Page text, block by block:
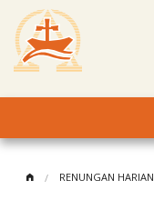
RENUNGAN HARIAN